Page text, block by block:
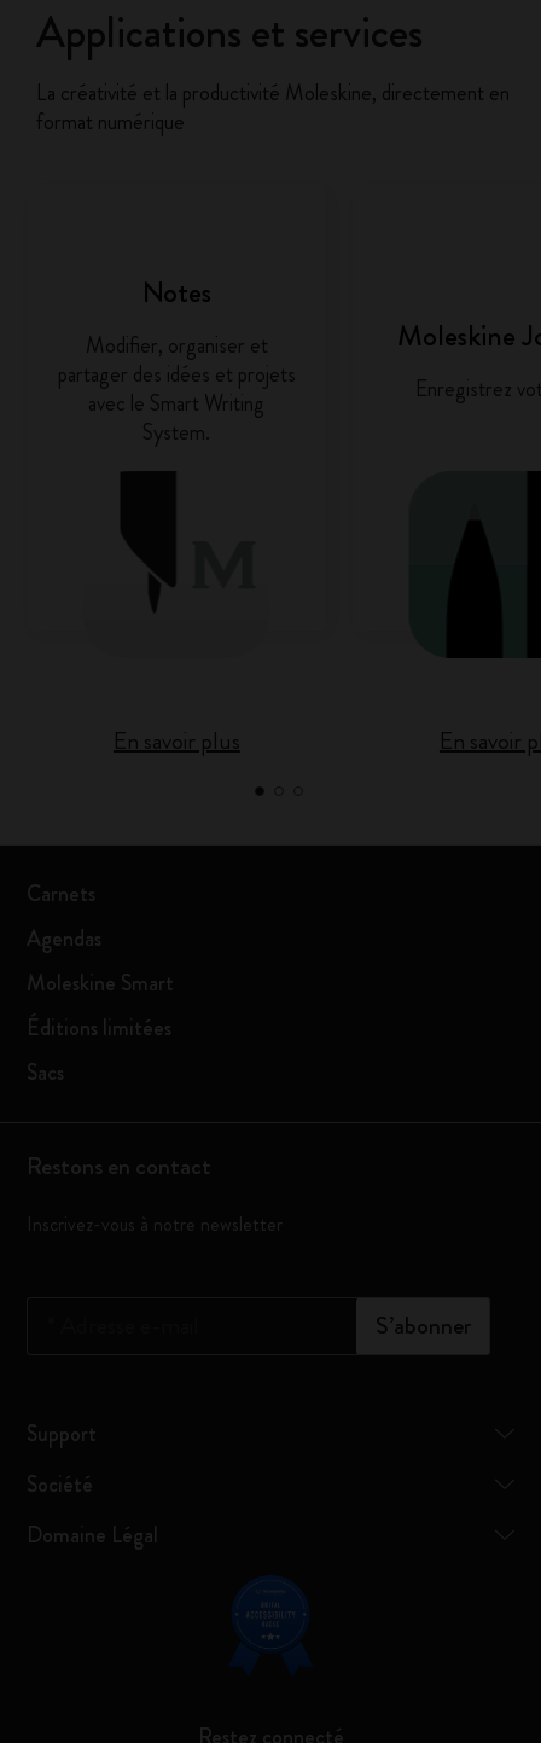
Applications et services
La créativité et la productivité Moleskine, directement en
format numérique
Notes
Modifier, organiser et
partager des idées et projets
avec le Smart Writing
System.
En savoir plus
Moleskine
Enregistrez
En savoir
Carnets
Agendas
Moleskine Smart
Éditions limitées
Sacs
Restons en contact
Inscrivez-vous à notre newsletter
S’abonner
Support
Société
Domaine Légal